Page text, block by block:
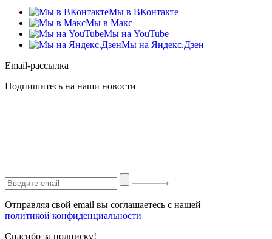
Мы в ВКонтакте
Мы в Макс
Мы на YouTube
Мы на Яндекс.Дзен
Email-рассылка
Подпишитесь на наши новости
Отправляя свой email вы соглашаетесь с нашей
политикой конфиденциальности
Спасибо за подписку!